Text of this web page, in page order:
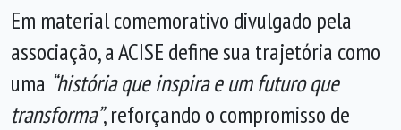
Em material comemorativo divulgado pela
associação, a ACISE define sua trajetória como
uma “história que inspira e um futuro que
transforma”, reforçando o compromisso de